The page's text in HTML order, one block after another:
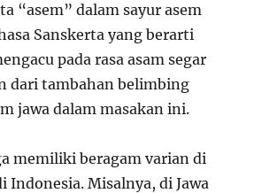
“asem” dalam sayur asem
Sanskerta yang berarti
pada rasa asam segar
dari tambahan belimbing
jawa dalam masakan ini.
memiliki beragam varian di
Indonesia. Misalnya, di Jawa